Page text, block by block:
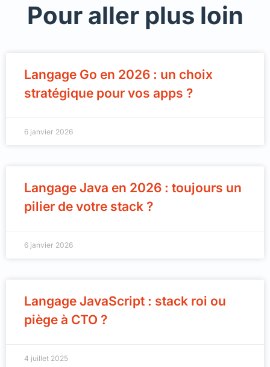
Pour aller plus loin
Langage Go en 2026 : un choix
stratégique pour vos apps ?
6 janvier 2026
Langage Java en 2026 : toujours un
pilier de votre stack ?
6 janvier 2026
Langage JavaScript : stack roi ou
piège à CTO ?
4 juillet 2025